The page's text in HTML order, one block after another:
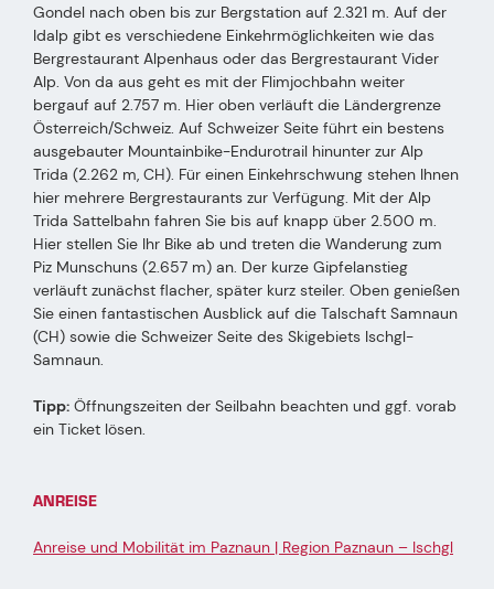
Gondel nach oben bis zur Bergstation auf 2.321 m. Auf der
Idalp gibt es verschiedene Einkehrmöglichkeiten wie das
Bergrestaurant Alpenhaus oder das Bergrestaurant Vider
Alp. Von da aus geht es mit der Flimjochbahn weiter
bergauf auf 2.757 m. Hier oben verläuft die Ländergrenze
Österreich/Schweiz. Auf Schweizer Seite führt ein bestens
ausgebauter Mountainbike-Endurotrail hinunter zur Alp
Trida (2.262 m, CH). Für einen Einkehrschwung stehen Ihnen
hier mehrere Bergrestaurants zur Verfügung. Mit der Alp
Trida Sattelbahn fahren Sie bis auf knapp über 2.500 m.
Hier stellen Sie Ihr Bike ab und treten die Wanderung zum
Piz Munschuns (2.657 m) an. Der kurze Gipfelanstieg
verläuft zunächst flacher, später kurz steiler. Oben genießen
Sie einen fantastischen Ausblick auf die Talschaft Samnaun
(CH) sowie die Schweizer Seite des Skigebiets Ischgl-
Samnaun.
Tipp: Öffnungszeiten der Seilbahn beachten und ggf. vorab
ein Ticket lösen.
ANREISE
Anreise und Mobilität im Paznaun | Region Paznaun – Ischgl